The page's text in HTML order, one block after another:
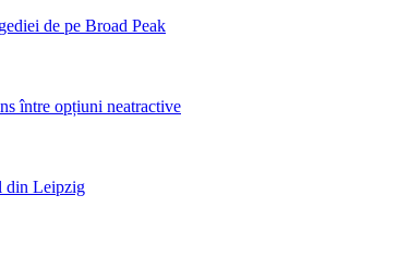
de pe Broad Peak
între opțiuni neatractive
din Leipzig